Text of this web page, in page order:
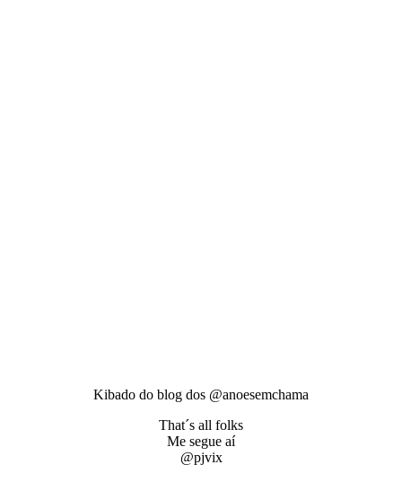
Kibado do blog dos @anoesemchama
That´s all folks
Me segue aí
@pjvix